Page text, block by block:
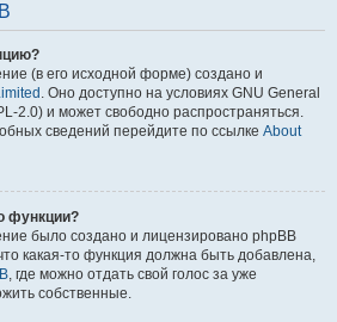
(в его исходной форме) создано и
. Оно доступно на условиях GNU General
2.0) и может свободно распространяться.
сведений перейдите по ссылке About
функции?
было создано и лицензировано phpBB
какая-то функция должна быть добавлена,
, где можно отдать свой голос за уже
собственные.